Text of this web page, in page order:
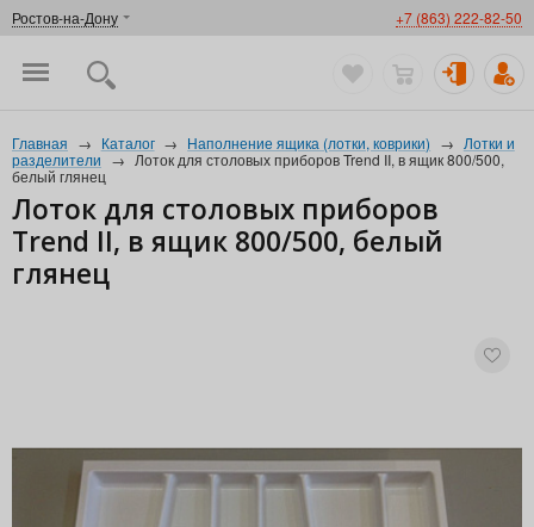
Ростов-на-Дону +7 (863) 222-82-50
Главная → Каталог → Наполнение ящика (лотки, коврики) → Лотки и
разделители → Лоток для столовых приборов Trend II, в ящик 800/500,
белый глянец
Лоток для столовых приборов
Trend II, в ящик 800/500, белый
глянец